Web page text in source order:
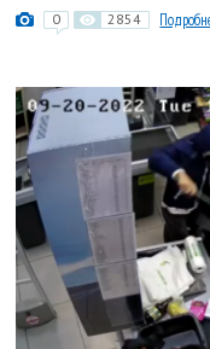
0 2854